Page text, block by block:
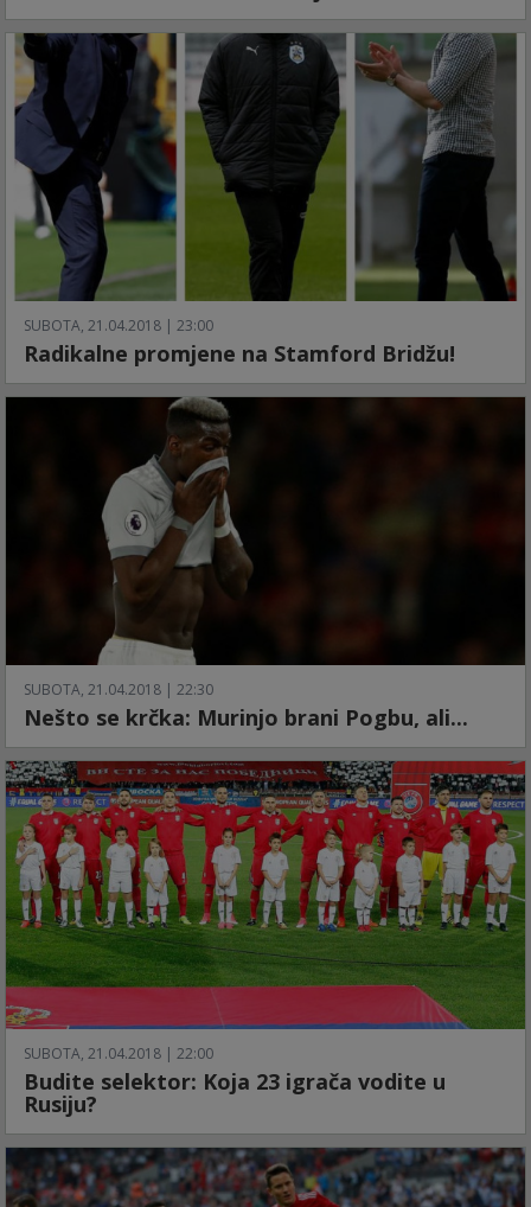
SUBOTA, 21.04.2018 | 23:00
Radikalne promjene na Stamford Bridžu!
SUBOTA, 21.04.2018 | 22:30
Nešto se krčka: Murinjo brani Pogbu, ali...
SUBOTA, 21.04.2018 | 22:00
Budite selektor: Koja 23 igrača vodite u
Rusiju?